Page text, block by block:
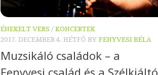
ÉNEKELT VERS /KONCERTEK
2017. DECEMBER 4. HÉTFŐ BY FENYVESI BÉLA
Muzsikáló családok – a
Fenyvesi család és a Szélkiáltó